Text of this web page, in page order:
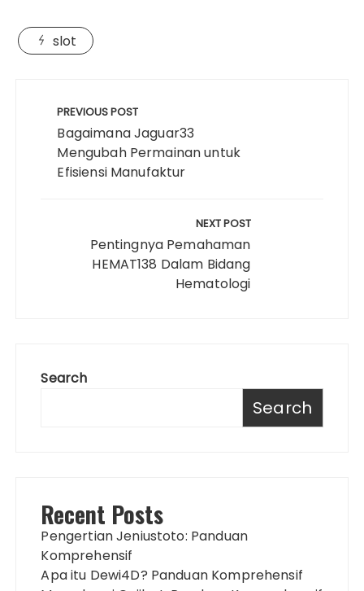
slot
navigation
PREVIOUS POST
Bagaimana Jaguar33
Mengubah Permainan untuk
Efisiensi Manufaktur
NEXT POST
Pentingnya Pemahaman
HEMAT138 Dalam Bidang
Hematologi
Search
Search
Recent Posts
Pengertian Jeniustoto: Panduan
Komprehensif
Apa itu Dewi4D? Panduan Komprehensif